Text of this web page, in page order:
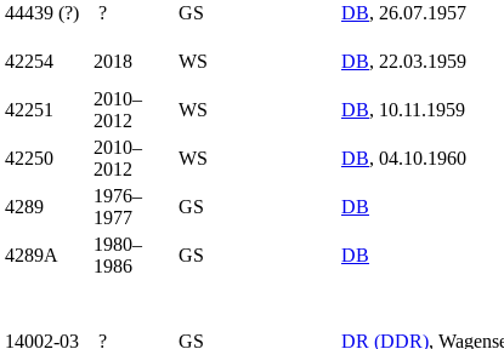
44439 (?) ? GS DB, 26.07.1957
42254 2018 WS DB, 22.03.1959
42251
2010–
2012
WS DB, 10.11.1959
42250
2010–
2012
WS DB, 04.10.1960
4289
1976–
1977
GS DB
4289A
1980–
1986
GS
DB
14002-03 ? GS DR (DDR),